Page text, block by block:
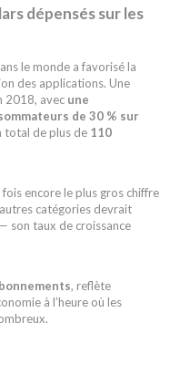
dépensés sur les
le monde a favorisé la
des applications. Une
2018, avec une
de 30 % sur
total de plus de 110
encore le plus gros chiffre
catégories devrait
son taux de croissance
, reflète
à l’heure où les